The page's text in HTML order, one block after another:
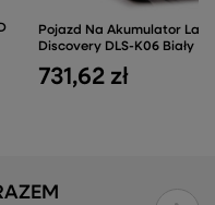
Pojazd Na Akumulator
Discovery DLS-K06 Biały
731,62 zł